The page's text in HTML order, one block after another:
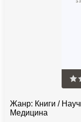
Жанр: Книги /
Медицина